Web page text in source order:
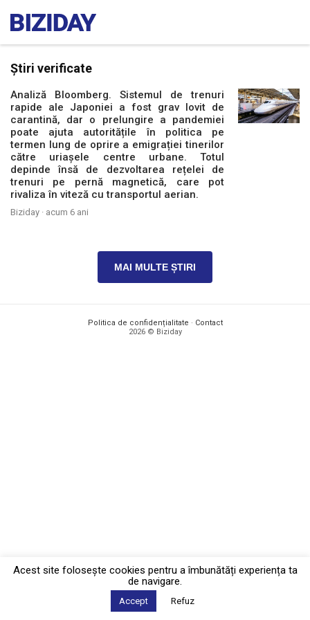
Știri verificate
Analiză Bloomberg. Sistemul de trenuri
rapide ale Japoniei a fost grav lovit de
carantină, dar o prelungire a pandemiei
poate ajuta autoritățile în politica pe
termen lung de oprire a emigrației tinerilor
către uriașele centre urbane. Totul
depinde însă de dezvoltarea rețelei de
trenuri pe pernă magnetică, care pot
rivaliza în viteză cu transportul aerian.
Biziday · acum 6 ani
MAI MULTE ȘTIRI
Politica de confidențialitate · Contact
2026 © Biziday
Acest site foloseşte cookies pentru a îmbunătăți experiența ta
de navigare.
Accept Refuz